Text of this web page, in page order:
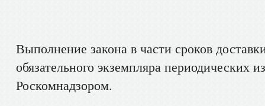
Выполнение закона в части сроков
обязательного экземпляра периодических
Роскомнадзором.